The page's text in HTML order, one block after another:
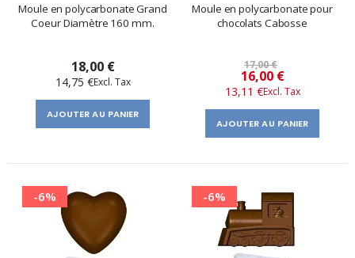
Moule en polycarbonate Grand
Coeur Diamètre 160 mm.
18,00 €
14,75 €
AJOUTER AU PANIER
Moule en polycarbonate pour
chocolats Cabosse
17,00 €
Prix
​​
spécial
16,00 €
13,11 €
AJOUTER AU PANIER
-6% -6%